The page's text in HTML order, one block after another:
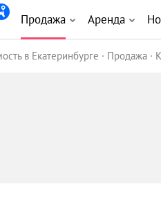
Продажа Аренда
в Екатеринбурге Продажа